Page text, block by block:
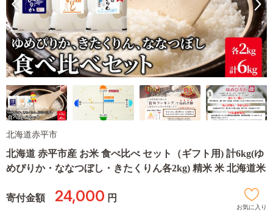
北海道赤平市
北海道 赤平市産 お米 食べ比べ セット（ギフト用) 計6kg(ゆ
めぴりか・ななつぼし・きたくりん各2kg) 精米 米 北海道米
寄付金額 24,000 円
お気に入り